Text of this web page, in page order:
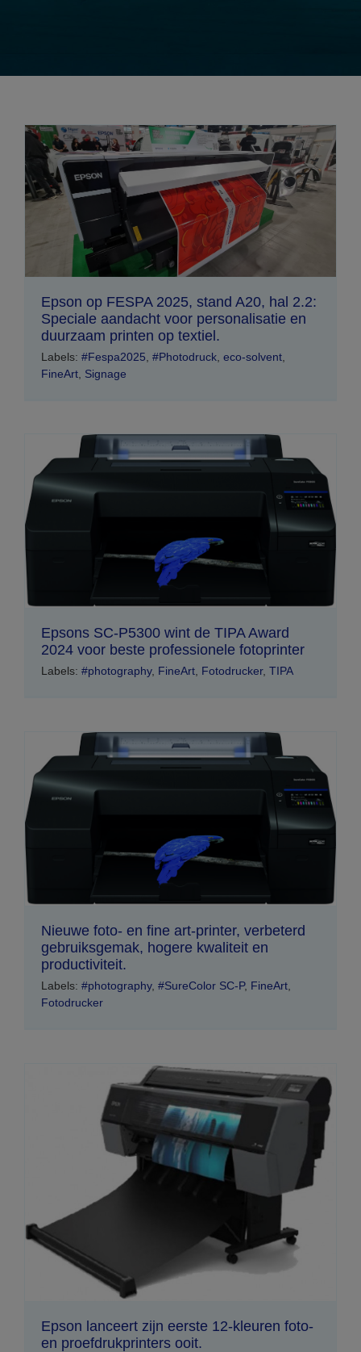
Epson op FESPA 2025, stand A20, hal 2.2:
Speciale aandacht voor personalisatie en
duurzaam printen op textiel.
Labels: #Fespa2025 #Photodruck eco-solvent
FineArt Signage
Epsons SC-P5300 wint de TIPA Award
2024 voor beste professionele fotoprinter
Labels: #photography, FineArt, Fotodrucker, TIPA
Nieuwe foto- en fine art-printer, verbeterd
gebruiksgemak, hogere kwaliteit en
productiviteit.
Labels: #photography, #SureColor SC-P, FineArt,
Fotodrucker
Epson lanceert zijn eerste 12-kleuren foto-
en proefdrukprinters ooit.